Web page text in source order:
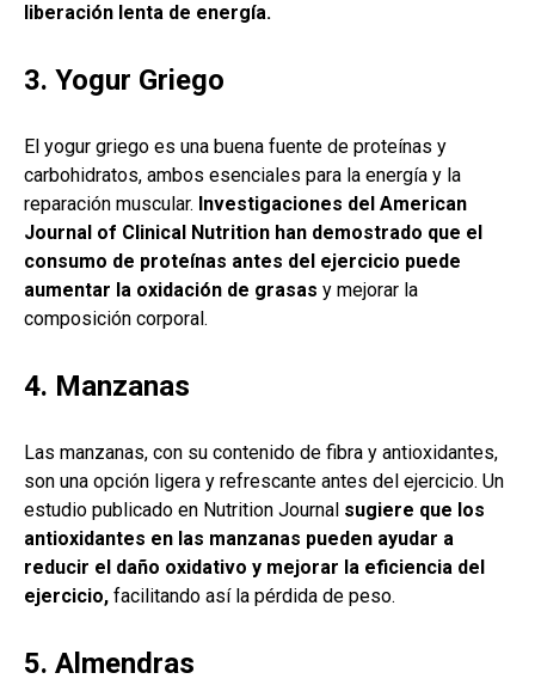
liberación lenta de energía.
3. Yogur Griego
El yogur griego es una buena fuente de proteínas y
carbohidratos, ambos esenciales para la energía y la
reparación muscular. Investigaciones del American
Journal of Clinical Nutrition han demostrado que el
consumo de proteínas antes del ejercicio puede
aumentar la oxidación de grasas y mejorar la
composición corporal.
4. Manzanas
Las manzanas, con su contenido de fibra y antioxidantes,
son una opción ligera y refrescante antes del ejercicio. Un
estudio publicado en Nutrition Journal sugiere que los
antioxidantes en las manzanas pueden ayudar a
reducir el daño oxidativo y mejorar la eficiencia del
ejercicio, facilitando así la pérdida de peso.
5. Almendras